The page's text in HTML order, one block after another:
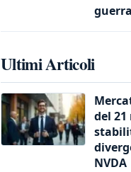
Ultimi Articoli
del 21
NVDA